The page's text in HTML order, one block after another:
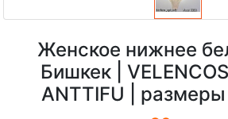
Женское нижнее
Бишкек |
ANTTIFU |